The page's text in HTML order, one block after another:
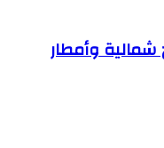
شمالية وأمطار